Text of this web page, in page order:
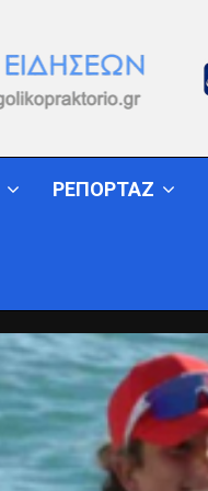
ΡΕΠΟΡΤΑΖ